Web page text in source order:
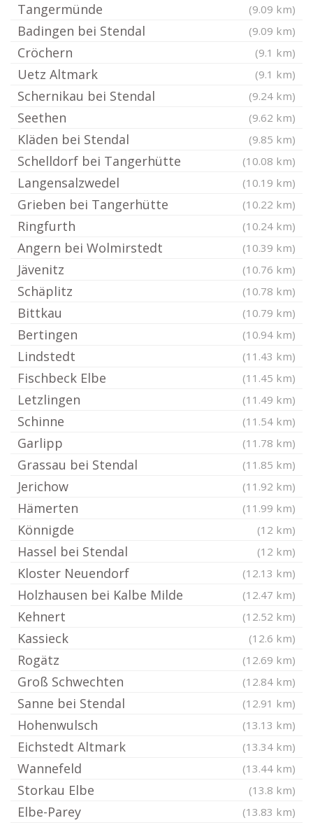
Tangermünde (9.09 km)
Badingen bei Stendal (9.09 km)
Cröchern (9.1 km)
Uetz Altmark (9.1 km)
Schernikau bei Stendal (9.24 km)
Seethen (9.62 km)
Kläden bei Stendal (9.85 km)
Schelldorf bei Tangerhütte (10.08 km)
Langensalzwedel (10.19 km)
Grieben bei Tangerhütte (10.22 km)
Ringfurth (10.24 km)
Angern bei Wolmirstedt (10.39 km)
Jävenitz (10.76 km)
Schäplitz (10.78 km)
Bittkau (10.79 km)
Bertingen (10.94 km)
Lindstedt (11.43 km)
Fischbeck Elbe (11.45 km)
Letzlingen (11.49 km)
Schinne (11.54 km)
Garlipp (11.78 km)
Grassau bei Stendal (11.85 km)
Jerichow (11.92 km)
Hämerten (11.99 km)
Könnigde (12 km)
Hassel bei Stendal (12 km)
Kloster Neuendorf (12.13 km)
Holzhausen bei Kalbe Milde (12.47 km)
Kehnert (12.52 km)
Kassieck (12.6 km)
Rogätz (12.69 km)
Groß Schwechten (12.84 km)
Sanne bei Stendal (12.91 km)
Hohenwulsch (13.13 km)
Eichstedt Altmark (13.34 km)
Wannefeld (13.44 km)
Storkau Elbe (13.8 km)
Elbe-Parey (13.83 km)